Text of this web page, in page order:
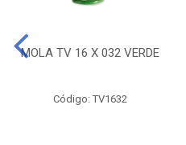
MOLA TV 16 X 032 VERDE
Código: TV1632